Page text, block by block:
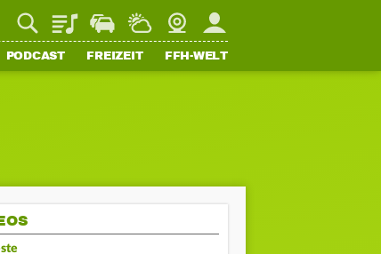
PlaylistStaupilotWetterWebcamMein FFH
PODCAST FREIZEIT FFH-WELT